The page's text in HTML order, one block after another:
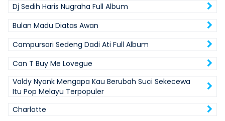
Dj Sedih Haris Nugraha Full Album
Bulan Madu Diatas Awan
Campursari Sedeng Dadi Ati Full Album
Can T Buy Me Lovegue
Valdy Nyonk Mengapa Kau Berubah Suci Sekecewa
Itu Pop Melayu Terpopuler
Charlotte